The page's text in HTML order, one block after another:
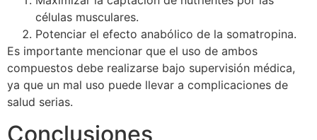
células musculares.
Potenciar el efecto anabólico de la somatropina.
Es importante mencionar que el uso de ambos
compuestos debe realizarse bajo supervisión médica,
ya que un mal uso puede llevar a complicaciones de
salud serias.
Conclusiones